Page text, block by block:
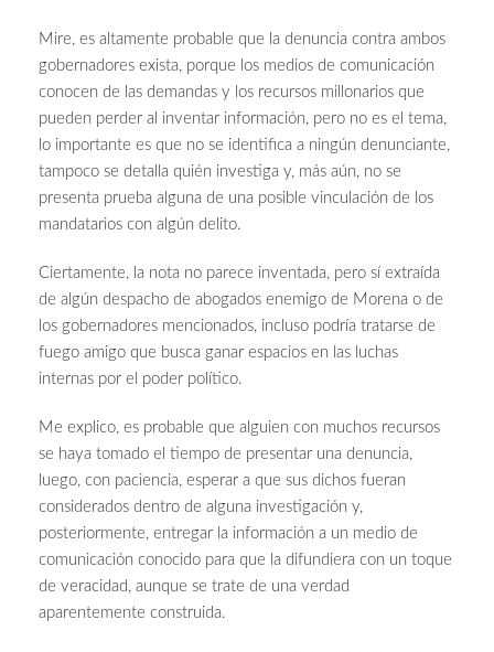
Mire, es altamente probable que la denuncia contra ambos
gobernadores exista, porque los medios de comunicación
conocen de las demandas y los recursos millonarios que
pueden perder al inventar información, pero no es el tema,
lo importante es que no se identifica a ningún denunciante,
tampoco se detalla quién investiga y, más aún, no se
presenta prueba alguna de una posible vinculación de los
mandatarios con algún delito.
Ciertamente, la nota no parece inventada, pero sí extraída
de algún despacho de abogados enemigo de Morena o de
los gobernadores mencionados, incluso podría tratarse de
fuego amigo que busca ganar espacios en las luchas
internas por el poder político.
Me explico, es probable que alguien con muchos recursos
se haya tomado el tiempo de presentar una denuncia,
luego, con paciencia, esperar a que sus dichos fueran
considerados dentro de alguna investigación y,
posteriormente, entregar la información a un medio de
comunicación conocido para que la difundiera con un toque
de veracidad, aunque se trate de una verdad
aparentemente construida.